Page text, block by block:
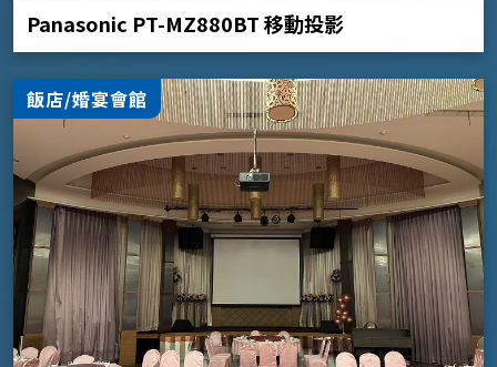
Panasonic PT-MZ880BT 移動投影
飯店/婚宴會館